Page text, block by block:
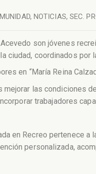
, NOTICIAS, SEC.
son jóvenes
ciudad, coordinados por
en “María Reina
mejorar las condiciones
trabajadores
en Recreo pertenece
personalizada,